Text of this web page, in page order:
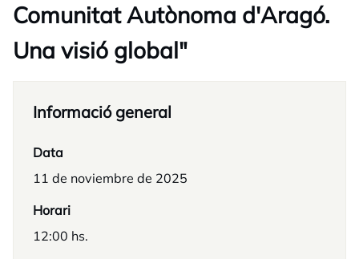
Comunitat Autònoma d'Aragó.
Una visió global"
Informació general
Data
11 de noviembre de 2025
Horari
12:00 hs.